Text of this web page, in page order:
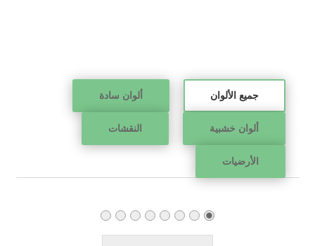
جميع الألوان ألوان سادة
ألوان خشبية النقشات
الأرضيات